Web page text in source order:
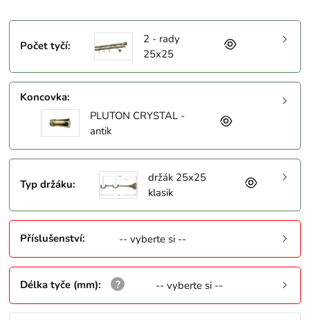
Počet tyčí:
2 - rady
25x25
Koncovka:
PLUTON CRYSTAL -
antik
Typ držáku:
držák 25x25
klasik
Příslušenství: -- vyberte si --
Délka tyče (mm): -- vyberte si --